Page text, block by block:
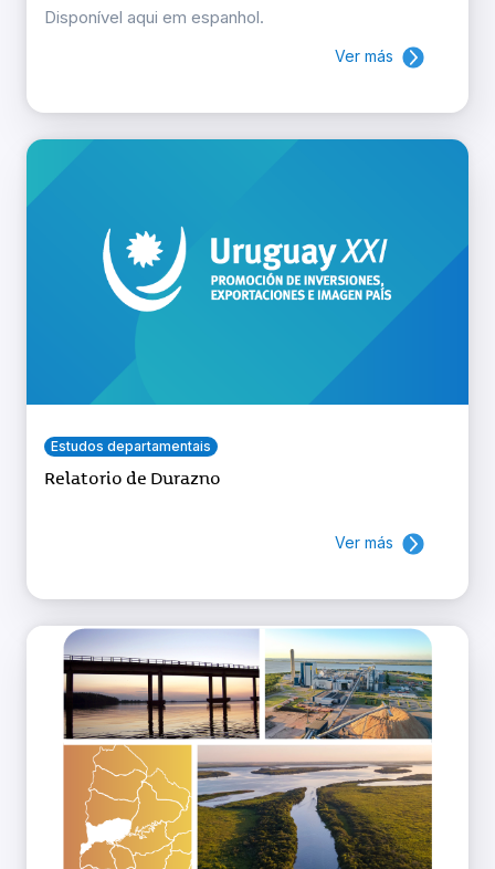
Disponível aqui em espanhol.
Ver más
Estudos departamentais
Relatorio de Durazno
Ver más